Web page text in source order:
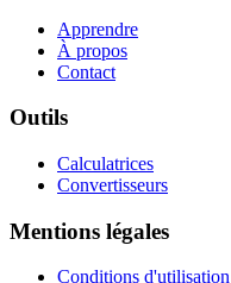
Apprendre
À propos
Contact
Outils
Calculatrices
Convertisseurs
Mentions légales
Conditions d'utilisation